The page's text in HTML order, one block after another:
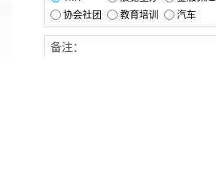
协会社团
教育培训 汽车
备注：